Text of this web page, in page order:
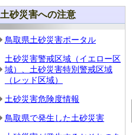
土砂災害への注意
鳥取県土砂災害ポータル
土砂災害警戒区域（イエロー区
域）、土砂災害特別警戒区域
（レッド区域）
土砂災害危険度情報
鳥取県で発生した土砂災害